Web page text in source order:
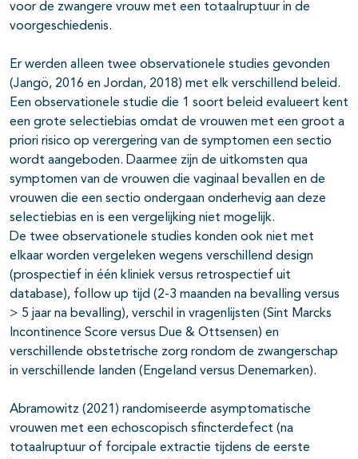
voor de zwangere vrouw met een totaalruptuur in de
voorgeschiedenis.
Er werden alleen twee observationele studies gevonden
(Jangö, 2016 en Jordan, 2018) met elk verschillend beleid.
Een observationele studie die 1 soort beleid evalueert kent
een grote selectiebias omdat de vrouwen met een groot a
priori risico op verergering van de symptomen een sectio
wordt aangeboden. Daarmee zijn de uitkomsten qua
symptomen van de vrouwen die vaginaal bevallen en de
vrouwen die een sectio ondergaan onderhevig aan deze
selectiebias en is een vergelijking niet mogelijk.
De twee observationele studies konden ook niet met
elkaar worden vergeleken wegens verschillend design
(prospectief in één kliniek versus retrospectief uit
database), follow up tijd (2-3 maanden na bevalling versus
> 5 jaar na bevalling), verschil in vragenlijsten (Sint Marcks
Incontinence Score versus Due & Ottsensen) en
verschillende obstetrische zorg rondom de zwangerschap
in verschillende landen (Engeland versus Denemarken).
Abramowitz (2021) randomiseerde asymptomatische
vrouwen met een echoscopisch sfincterdefect (na
totaalruptuur of forcipale extractie tijdens de eerste